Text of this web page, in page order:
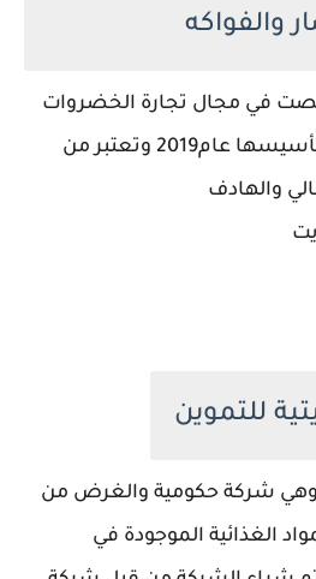
والفواكه
في مجال تجارة الخضروات
والفاكهة اللبنانية وتم تأسيسها عام2019 وتعتبر من
والهادف
تأسست في عام 1972 وهي شركة حكومية والغرض من
الغذائية الموجودة في